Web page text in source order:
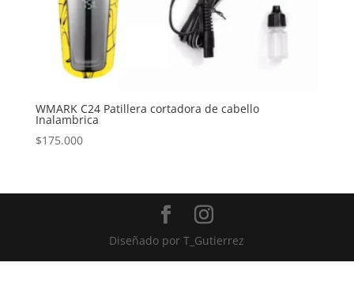
WMARK C24 Patillera cortadora de cabello
Inalambrica
$175.000
Diseñado porT_Gutierrez